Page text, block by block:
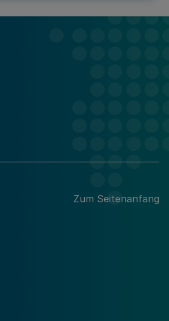
Zum Seitenanfang